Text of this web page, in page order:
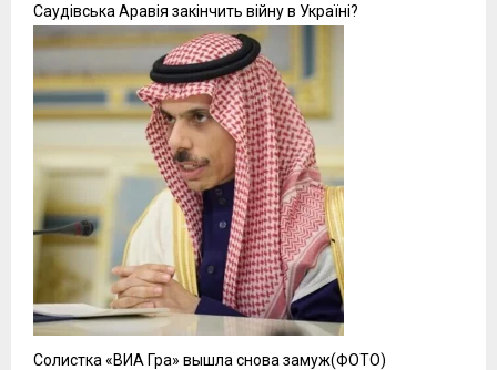
Саудівська Аравія закінчить війну в Україні?
Солистка «ВИА Гра» вышла снова замуж(ФОТО)